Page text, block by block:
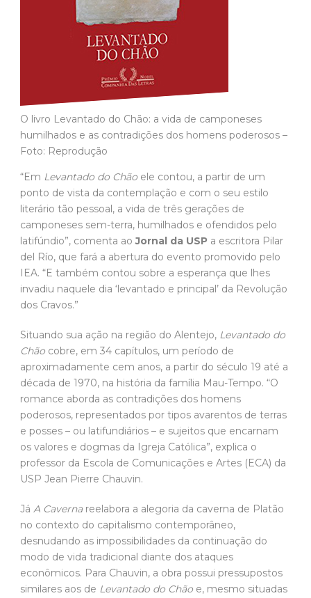
O livro Levantado do Chão: a vida de camponeses
humilhados e as contradições dos homens poderosos –
Foto: Reprodução
“Em Levantado do Chão ele contou, a partir de um
ponto de vista da contemplação e com o seu estilo
literário tão pessoal, a vida de três gerações de
camponeses sem-terra, humilhados e ofendidos pelo
latifúndio”, comenta aoJornal da USP a escritora Pilar
del Río, que fará a abertura do evento promovido pelo
IEA. “E também contou sobre a esperança que lhes
invadiu naquele dia ‘levantado e principal’ da Revolução
dos Cravos.”
Situando sua ação na região do Alentejo, Levantado do
Chão cobre, em 34 capítulos, um período de
aproximadamente cem anos, a partir do século 19 até a
década de 1970, na história da família Mau-Tempo. “O
romance aborda as contradições dos homens
poderosos, representados por tipos avarentos de terras
e posses – ou latifundiários – e sujeitos que encarnam
os valores e dogmas da Igreja Católica”, explica o
professor da Escola de Comunicações e Artes (ECA) da
USP Jean Pierre Chauvin.
Já A Caverna reelabora a alegoria da caverna de Platão
no contexto do capitalismo contemporâneo,
desnudando as impossibilidades da continuação do
modo de vida tradicional diante dos ataques
econômicos. Para Chauvin, a obra possui pressupostos
similares aos de Levantado do Chão e, mesmo situadas